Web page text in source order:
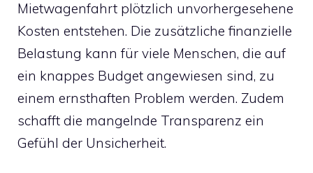
Mietwagenfahrt plötzlich unvorhergesehene
Kosten entstehen. Die zusätzliche finanzielle
Belastung kann für viele Menschen, die auf
ein knappes Budget angewiesen sind, zu
einem ernsthaften Problem werden. Zudem
schafft die mangelnde Transparenz ein
Gefühl der Unsicherheit.